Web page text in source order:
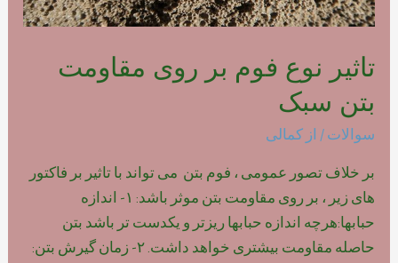
تاثیر نوع فوم بر روی مقاومت
بتن سبک
سوالات / از کمالی
بر خلاف تصور عمومی ، فوم بتن می تواند با تاثیر بر فاکتور
های زیر ، بر روی مقاومت بتن موثر باشد: ۱- اندازه
حبابها:هرچه اندازه حبابها ریزتر و یکدست تر باشد بتن
حاصله مقاومت بیشتری خواهد داشت. ۲- زمان گیرش بتن: